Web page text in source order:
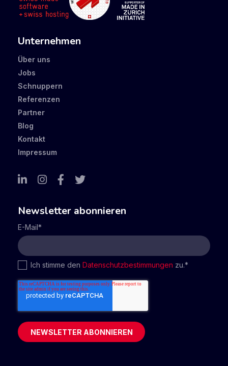
Unternehmen
Über uns
Jobs
Schnuppern
Referenzen
Partner
Blog
Kontakt
Impressum
Newsletter abonnieren
E-Mail*
Ich stimme den Datenschutzbestimmungen zu.*